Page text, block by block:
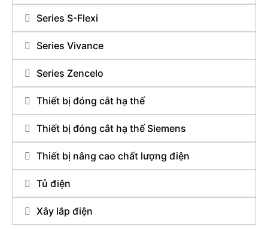
Series S-Flexi
Series Vivance
Series Zencelo
Thiết bị đóng cắt hạ thế
Thiết bị đóng cắt hạ thế Siemens
Thiết bị nâng cao chất lượng điện
Tủ điện
Xây lắp điện